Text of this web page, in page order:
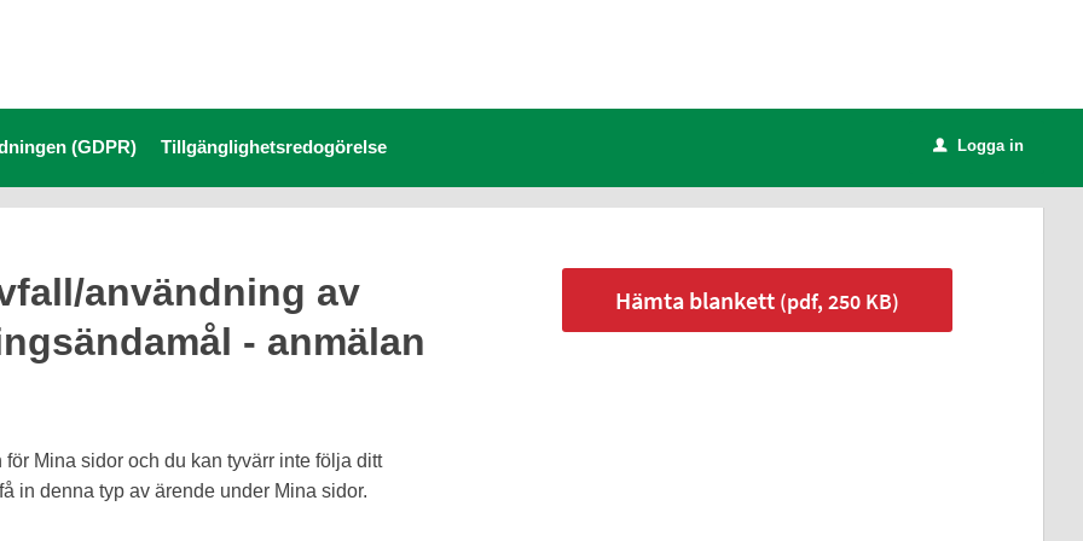
(GDPR) Tillgänglighetsredogörelse u Logga in
användning av
- anmälan
Mina sidor och du kan tyvärr inte följa ditt
in denna typ av ärende under Mina sidor.
Hämta blankett (pdf, 250 KB)